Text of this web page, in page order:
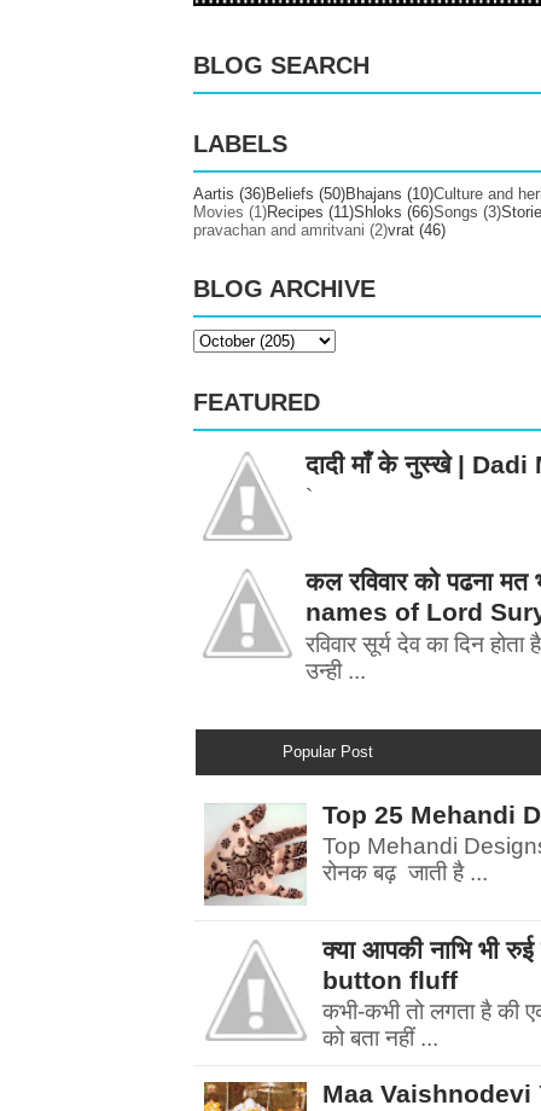
BLOG SEARCH
LABELS
Aartis (36)Beliefs (50)Bhajans (10)Culture and
Movies (1)Recipes (11)Shloks (66)Songs (3)
pravachan and amritvani (2)vrat (46)
BLOG ARCHIVE
FEATURED
दादी माँ के नुस्खे |
`
कल रविवार को पढना
names of Lord
रविवार सूर्य देव का दिन
उन्ही ...
Popular Post
Top 25 Mehandi
Top Mehandi
रोनक बढ़ जाती है ...
क्या आपकी नाभि भी
button fluff
कभी-कभी तो लगता है की
को बता नहीं ...
Maa Vaishnodevi